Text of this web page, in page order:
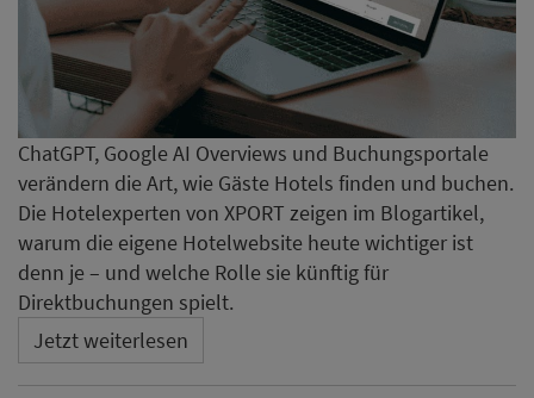
ChatGPT, Google AI Overviews und Buchungsportale
verändern die Art, wie Gäste Hotels finden und buchen.
Die Hotelexperten von XPORT zeigen im Blogartikel,
warum die eigene Hotelwebsite heute wichtiger ist
denn je – und welche Rolle sie künftig für
Direktbuchungen spielt.
Jetzt weiterlesen